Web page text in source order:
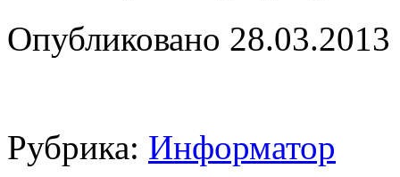
Опубликовано 28.03.2013
Рубрика: Информатор